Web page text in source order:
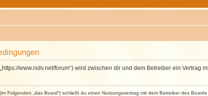
www.isdv.net/forum“) wird zwischen dir und dem Betreiber ein
Folgenden „das Board“) schließt du einen Nutzungsvertrag mit dem Betreiber des